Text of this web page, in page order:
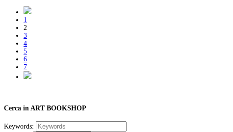
1
2
3
4
5
6
7
Cerca in ART BOOKSHOP
Keywords: